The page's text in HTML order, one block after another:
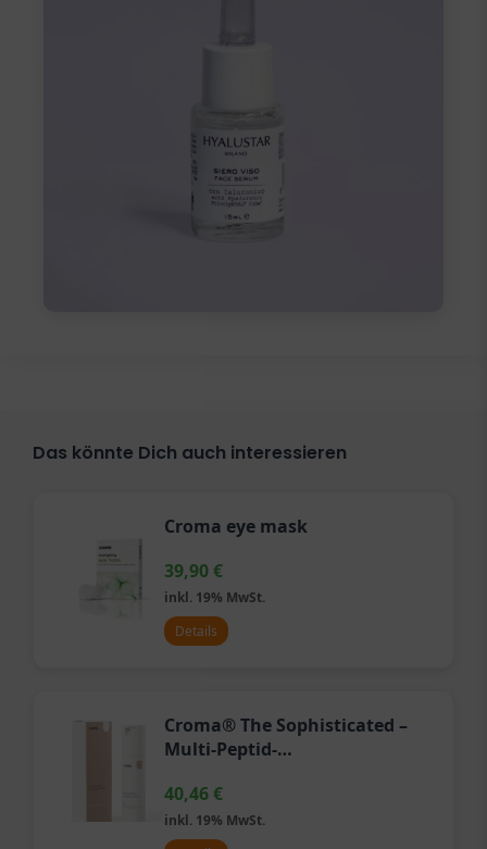
Das könnte Dich auch interessieren
Croma eye mask
39,90€
inkl. 19% MwSt.
Details
Croma® The Sophisticated –
Multi-Peptid-
40,46€
inkl. 19% MwSt.